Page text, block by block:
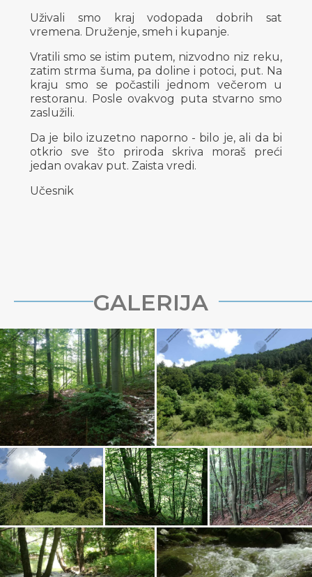
Uživali smo kraj vodopada dobrih sat
vremena. Druženje, smeh i kupanje.
Vratili smo se istim putem, nizvodno niz reku,
zatim strma šuma, pa doline i potoci, put. Na
kraju smo se počastili jednom večerom u
restoranu. Posle ovakvog puta stvarno smo
zaslužili.
Da je bilo izuzetno naporno - bilo je, ali da bi
otkrio sve što priroda skriva moraš preći
jedan ovakav put. Zaista vredi.
Učesnik
GALERIJA